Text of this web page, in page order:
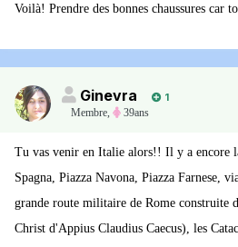
Voilà! Prendre des bonnes chaussures car
Ginevra
1
Membre, 39ans
Tu vas venir en Italie alors!! Il y a encore
Spagna, Piazza Navona, Piazza Farnese,
grande route militaire de Rome construite
Christ d'Appius Claudius Caecus), les